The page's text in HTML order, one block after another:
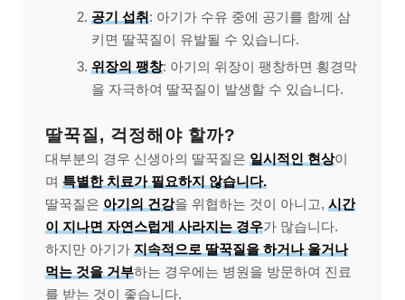
공기 섭취: 아기가 수유 중에 공기를 함께 삼
키면 딸꾹질이 유발될 수 있습니다.
위장의 팽창: 아기의 위장이 팽창하면 횡경막
을 자극하여 딸꾹질이 발생할 수 있습니다.
딸꾹질, 걱정해야 할까?
대부분의 경우 신생아의 딸꾹질은 일시적인 현상이
며 특별한 치료가 필요하지 않습니다.
딸꾹질은 아기의 건강을 위협하는 것이 아니고, 시간
이 지나면 자연스럽게 사라지는 경우가 많습니다.
하지만 아기가 지속적으로 딸꾹질을 하거나 울거나
먹는 것을 거부하는 경우에는 병원을 방문하여 진료
를 받는 것이 좋습니다.